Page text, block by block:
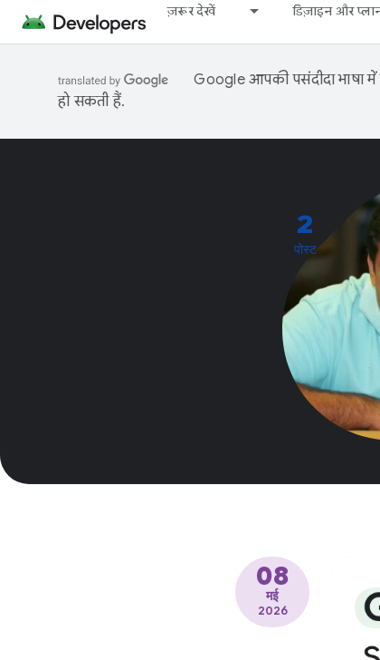
ज़रूर देखें डिज़ाइन और
Google आपकी पसंदीदा भाषा
हो सकती हैं.
2
पोस्ट
08
मई
2026